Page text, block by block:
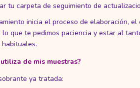
tu carpeta de seguimiento de
inicia el proceso de elaboración,
que te pedimos paciencia y estar al
de mis muestras?
ya tratada: